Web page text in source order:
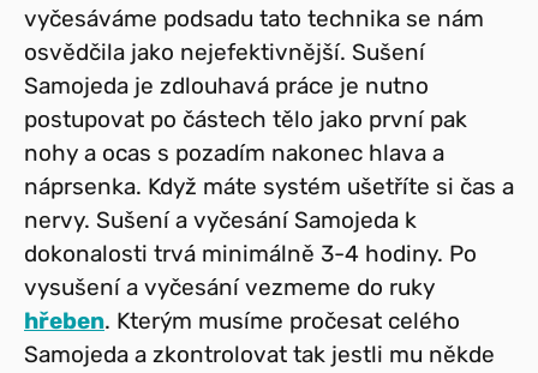
vyčesáváme podsadu tato technika se nám
osvědčila jako nejefektivnější. Sušení
Samojeda je zdlouhavá práce je nutno
postupovat po částech tělo jako první pak
nohy a ocas s pozadím nakonec hlava a
náprsenka. Když máte systém ušetříte si čas a
nervy. Sušení a vyčesání Samojeda k
dokonalosti trvá minimálně 3-4 hodiny. Po
vysušení a vyčesání vezmeme do ruky
hřeben. Kterým musíme pročesat celého
Samojeda a zkontrolovat tak jestli mu někde